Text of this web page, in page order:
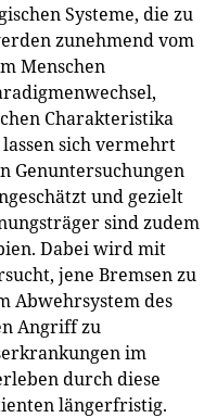
Systeme, die zu
zunehmend vom
Menschen
Charakteristika
sich vermehrt
Genuntersuchungen
und gezielt
sind zudem
Dabei wird mit
jene Bremsen zu
Abwehrsystem des
Angriff zu
im
durch diese
längerfristig.